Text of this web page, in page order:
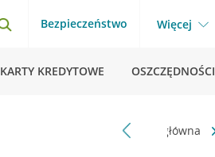
Bezpieczeństwo Więcej
KARTY KREDYTOWE OSZCZĘDNOŚCI
Strona główna